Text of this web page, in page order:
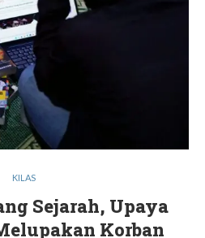
KILAS
Sejarah, Upaya
Korban